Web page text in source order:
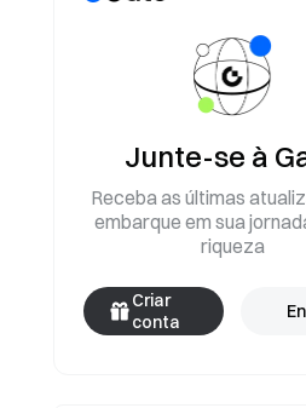
Junte-se à
Receba as últimas
embarque em sua
riqueza
Criar
conta